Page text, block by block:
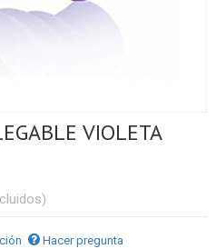
VIOLETA
Hacer pregunta